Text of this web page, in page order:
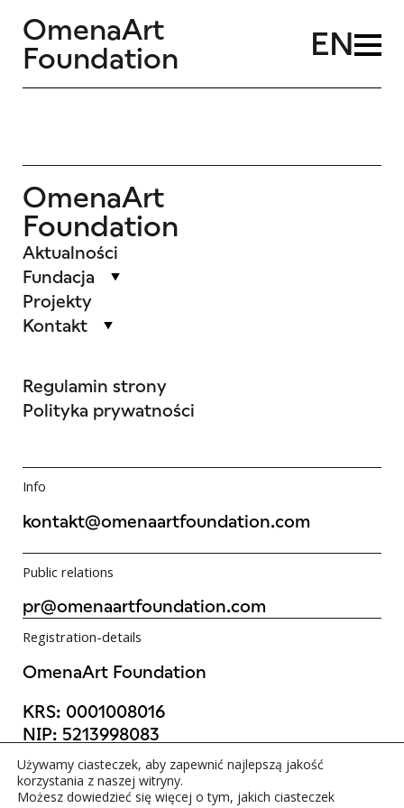
OmenaArt
Foundation
EN
OmenaArt
Foundation
Aktualności
Fundacja
Projekty
Kontakt
Regulamin strony
Polityka prywatności
Info
kontakt@omenaartfoundation.com
Public relations
pr@omenaartfoundation.com
Registration-details
OmenaArt Foundation
KRS: 0001008016
NIP: 5213998083
REGON: 523988736
©OmenaArt Foundation 2025
Używamy ciasteczek, aby zapewnić najlepszą jakość
korzystania z naszej witryny.
Możesz dowiedzieć się więcej o tym, jakich ciasteczek